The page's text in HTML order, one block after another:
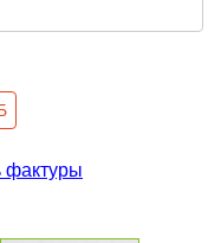
фактуры